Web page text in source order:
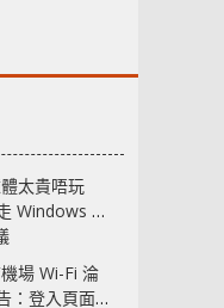
太貴唔玩
Windows 11
場 Wi-Fi 淪
登入頁面可